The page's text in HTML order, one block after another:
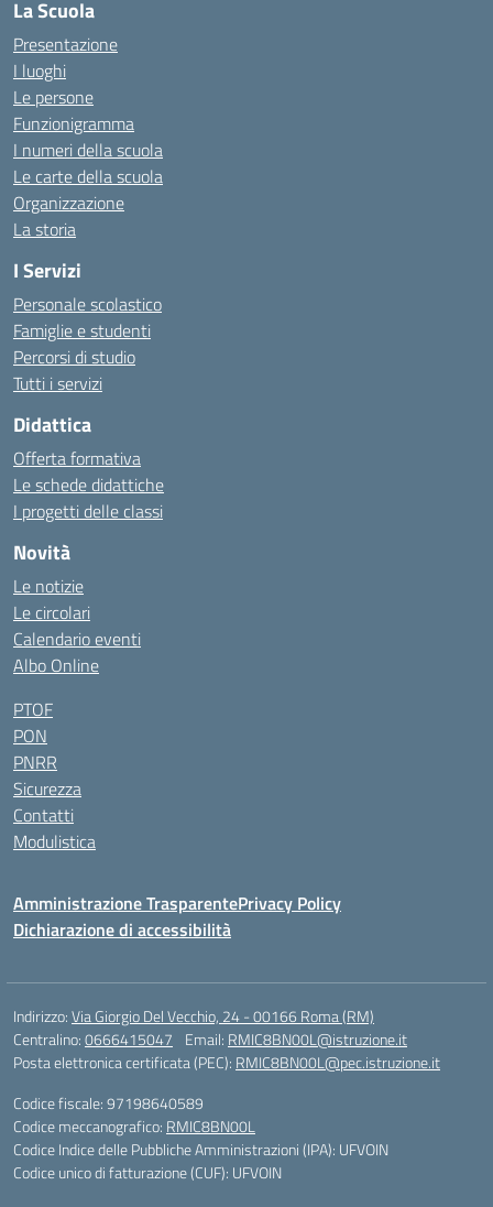
La Scuola
Presentazione
I luoghi
Le persone
Funzionigramma
I numeri della scuola
Le carte della scuola
Organizzazione
La storia
I Servizi
Personale scolastico
Famiglie e studenti
Percorsi di studio
Tutti i servizi
Didattica
Offerta formativa
Le schede didattiche
I progetti delle classi
Novità
Le notizie
Le circolari
Calendario eventi
Albo Online
PTOF
PON
PNRR
Sicurezza
Contatti
Modulistica
Amministrazione TrasparentePrivacy Policy
Dichiarazione di accessibilità
Indirizzo:Via Giorgio Del Vecchio, 24 - 00166 Roma (RM)
Centralino:0666415047 Email: RMIC8BN00L@istruzione.it
Posta elettronica certificata (PEC): RMIC8BN00L@pec.istruzione.it
Codice fiscale: 97198640589
Codice meccanografico: RMIC8BN00L
Codice Indice delle Pubbliche Amministrazioni (IPA): UFVOIN
Codice unico di fatturazione (CUF): UFVOIN